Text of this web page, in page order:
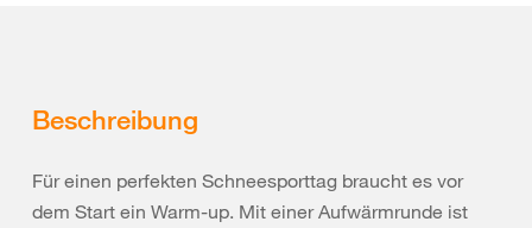
Beschreibung
Für einen perfekten Schneesporttag braucht es vor
dem Start ein Warm-up. Mit einer Aufwärmrunde ist